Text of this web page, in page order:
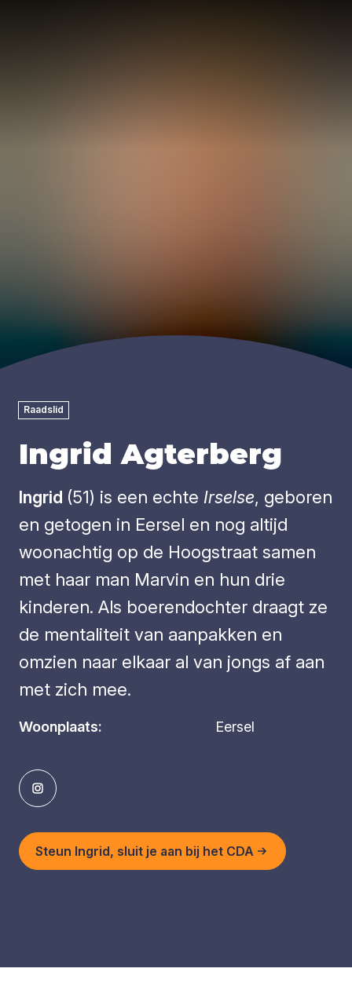
Raadslid
Ingrid Agterberg
Ingrid (51) is een echte Irselse, geboren
en getogen in Eersel en nog altijd
woonachtig op de Hoogstraat samen
met haar man Marvin en hun drie
kinderen. Als boerendochter draagt ze
de mentaliteit van aanpakken en
omzien naar elkaar al van jongs af aan
met zich mee.
Woonplaats: Eersel
Steun Ingrid, sluit je aan bij het CDA